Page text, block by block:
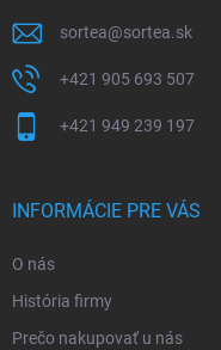
sortea@sortea.sk
+421 905 693 507
+421 949 239 197
INFORMÁCIE PRE VÁS
O nás
História firmy
Prečo nakupovať u nás